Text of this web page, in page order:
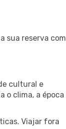
sua reserva com
cultural e
o clima, a época
Viajar fora